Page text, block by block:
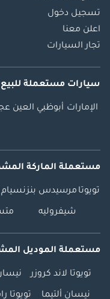
تسجيل دخول
اعلن معنا
تجار السيارات
سيارات مستعملة للبيع
الإمارات أبوظبي العين
مستعملة الماركة
تويوتا مرسيدس بنزنسيام
شيفروليه
مستعملة الموديل
تويوتا لاند كروزر
نيسان ألتيما تويوتا